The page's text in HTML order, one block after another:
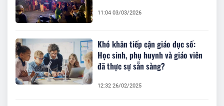
11:04 03/03/2026
Khó khăn tiếp cận giáo dục số:
Học sinh, phụ huynh và giáo viên
đã thực sự sẵn sàng?
12:32 26/02/2025